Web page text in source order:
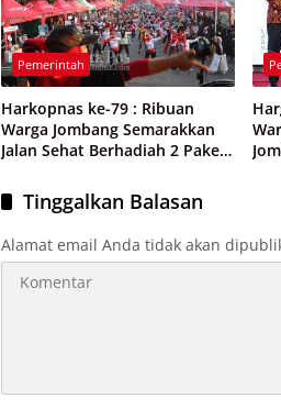
Pemerintah
Harkopnas ke-79 : Ribuan
Warga Jombang Semarakkan
Jalan Sehat Berhadiah 2 Paket
Tinggalkan Balasan
Alamat email Anda tidak akan